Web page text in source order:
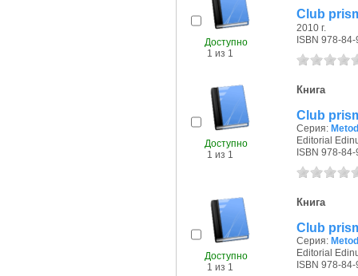
Доступно
1 из 1
Club
2010 г.
ISBN 978-
Доступно
1 из 1
Книга
Club
Серия:
Editorial
ISBN 978-
Доступно
1 из 1
Книга
Club
Серия:
Editorial
ISBN 978-